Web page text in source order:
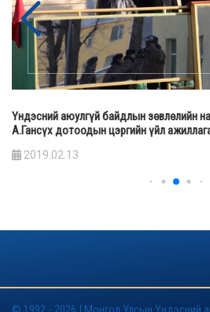
Үндэсний аюулгүй байдлын зөвлөлийн
А.Гансүх дотоодын цэргийн үйл
2019.02.13